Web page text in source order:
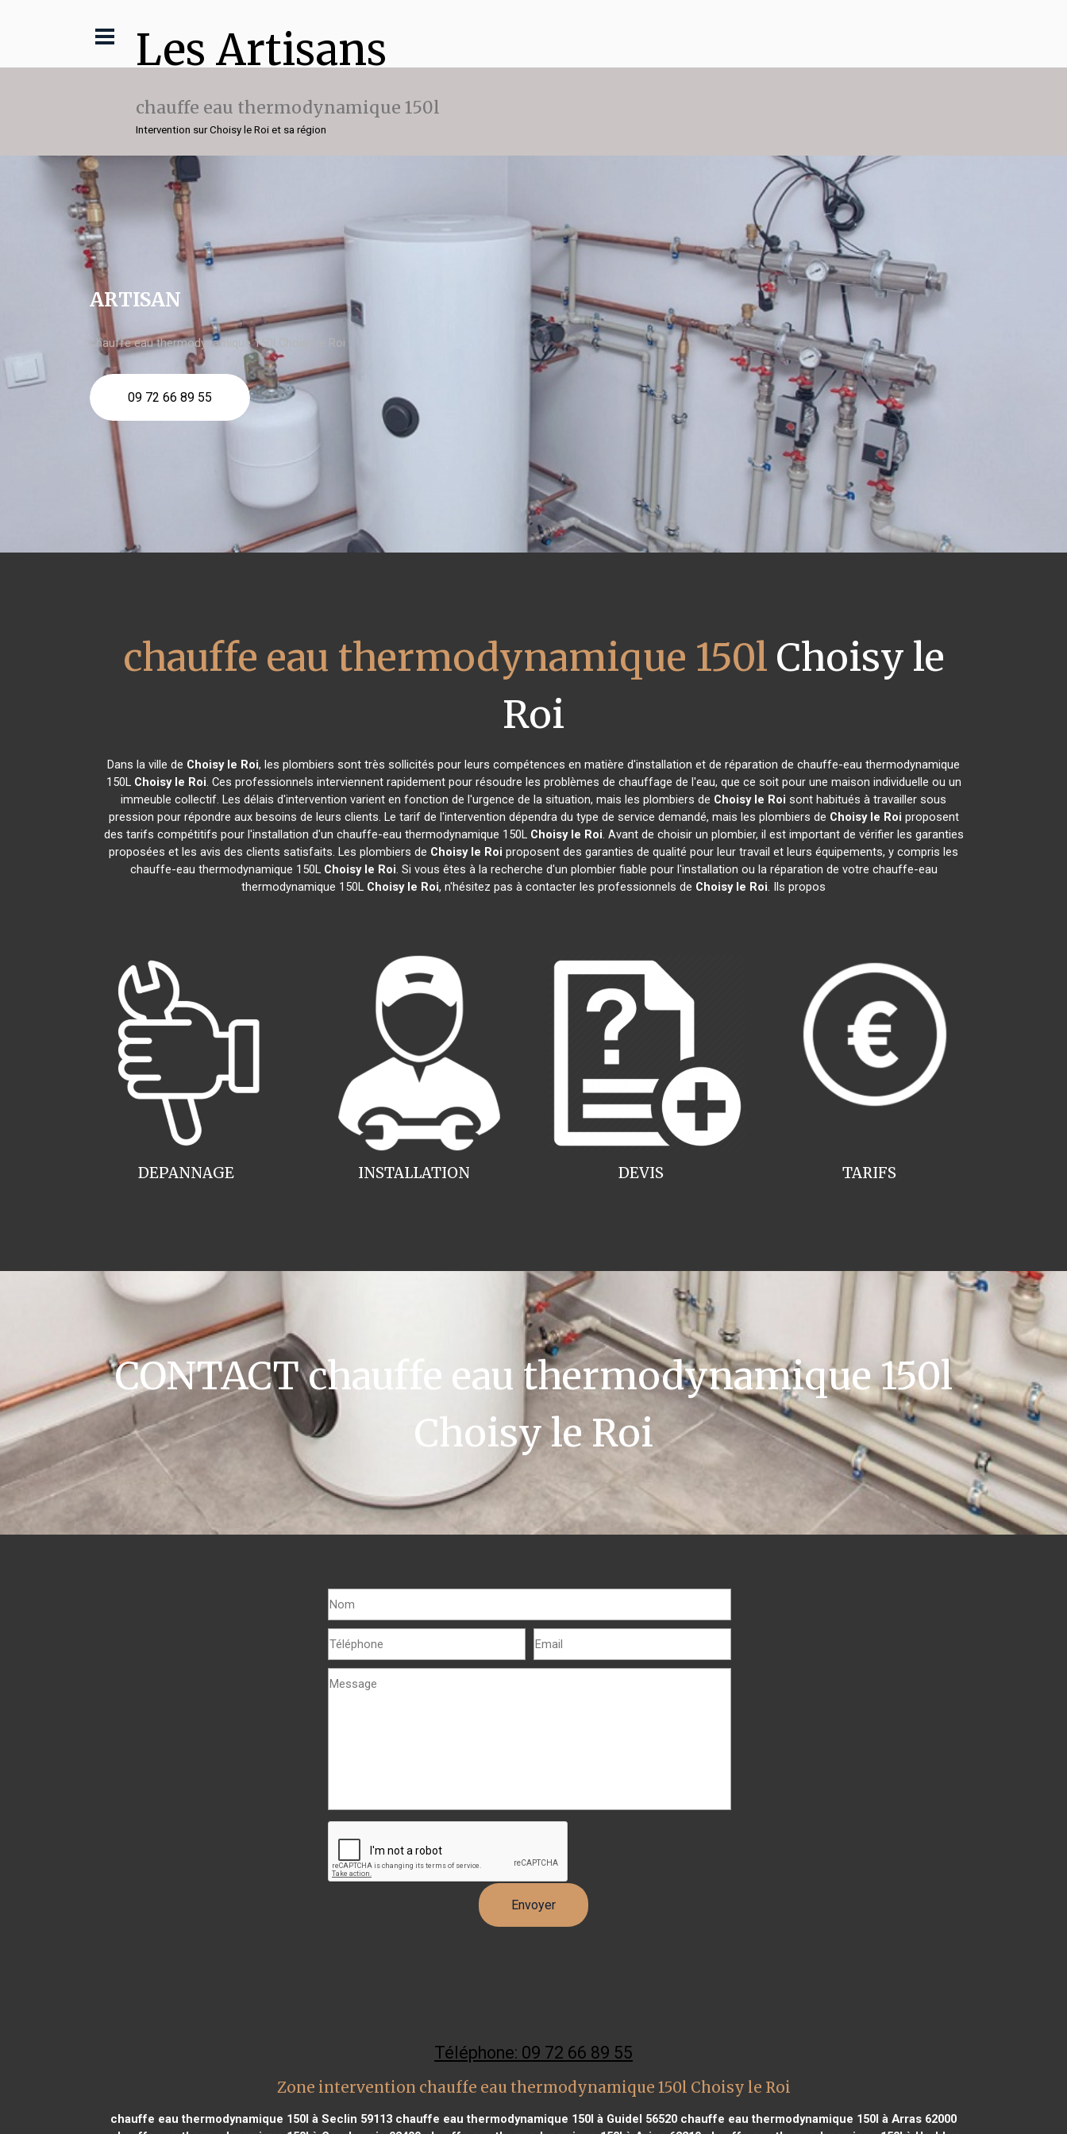
Les Artisans
chauffe eau thermodynamique 150l
Intervention sur Choisy le Roi et sa région
ARTISAN
chauffe eau thermodynamique 150l Choisy le Roi
09 72 66 89 55
chauffe eau thermodynamique 150l Choisy le
Roi
Dans la ville de Choisy le Roi, les plombiers sont très sollicités pour leurs compétences en matière d'installation et de réparation de chauffe-eau thermodynamique
150L Choisy le Roi. Ces professionnels interviennent rapidement pour résoudre les problèmes de chauffage de l'eau, que ce soit pour une maison individuelle ou un
immeuble collectif. Les délais d'intervention varient en fonction de l'urgence de la situation, mais les plombiers de Choisy le Roi sont habitués à travailler sous
pression pour répondre aux besoins de leurs clients. Le tarif de l'intervention dépendra du type de service demandé, mais les plombiers de Choisy le Roi proposent
des tarifs compétitifs pour l'installation d'un chauffe-eau thermodynamique 150L Choisy le Roi. Avant de choisir un plombier, il est important de vérifier les garanties
proposées et les avis des clients satisfaits. Les plombiers de Choisy le Roi proposent des garanties de qualité pour leur travail et leurs équipements, y compris les
chauffe-eau thermodynamique 150L Choisy le Roi. Si vous êtes à la recherche d'un plombier fiable pour l'installation ou la réparation de votre chauffe-eau
thermodynamique 150L Choisy le Roi, n'hésitez pas à contacter les professionnels de Choisy le Roi. Ils propos
INSTALLATION
DEPANNAGE TARIFS
DEVIS
CONTACT chauffe eau thermodynamique 150l
Choisy le Roi
Téléphone: 09 72 66 89 55
Zone intervention chauffe eau thermodynamique 150l Choisy le Roi
chauffe eau thermodynamique 150l à Seclin 59113 chauffe eau thermodynamique 150l à Guidel 56520 chauffe eau thermodynamique 150l à Arras 62000